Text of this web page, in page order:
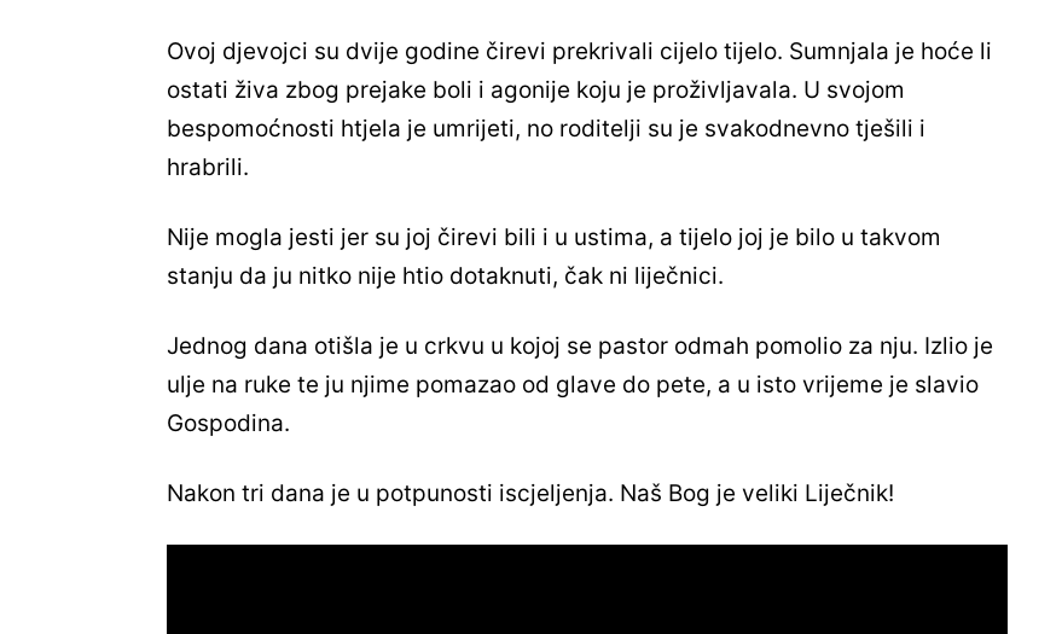
Ovoj djevojci su dvije godine čirevi prekrivali cijelo tijelo. Sumnjala je hoće li
ostati živa zbog prejake boli i agonije koju je proživljavala. U svojom
bespomoćnosti htjela je umrijeti, no roditelji su je svakodnevno tješili i
hrabrili.
Nije mogla jesti jer su joj čirevi bili i u ustima, a tijelo joj je bilo u takvom
stanju da ju nitko nije htio dotaknuti, čak ni liječnici.
Jednog dana otišla je u crkvu u kojoj se pastor odmah pomolio za nju. Izlio je
ulje na ruke te ju njime pomazao od glave do pete, a u isto vrijeme je slavio
Gospodina.
Nakon tri dana je u potpunosti iscjeljenja. Naš Bog je veliki Liječnik!